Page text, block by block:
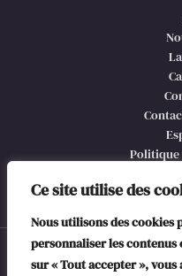
Ce site utilise des
Nous utilisons des
personnaliser les
sur « Tout accepter »,
Politique
© 2026